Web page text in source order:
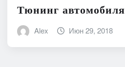
Тюнинг автомобиля
Alex Июн 29, 2018